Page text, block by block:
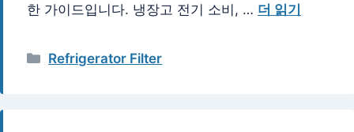
한 가이드입니다. 냉장고 전기 소비, … 더 읽기
카
Refrigerator Filter